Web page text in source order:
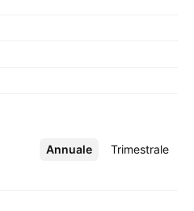
Annuale Trimestrale
Altro